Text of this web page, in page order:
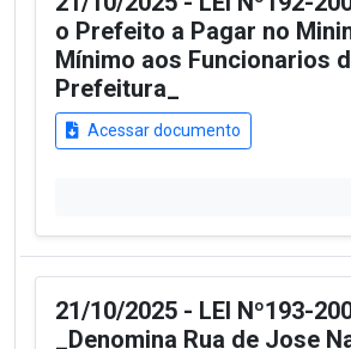
o Prefeito a Pagar no
Mínimo aos Funcionarios
Prefeitura_
Acessar documento
21/10/2025 - LEI Nº193-
_Denomina Rua de Jose